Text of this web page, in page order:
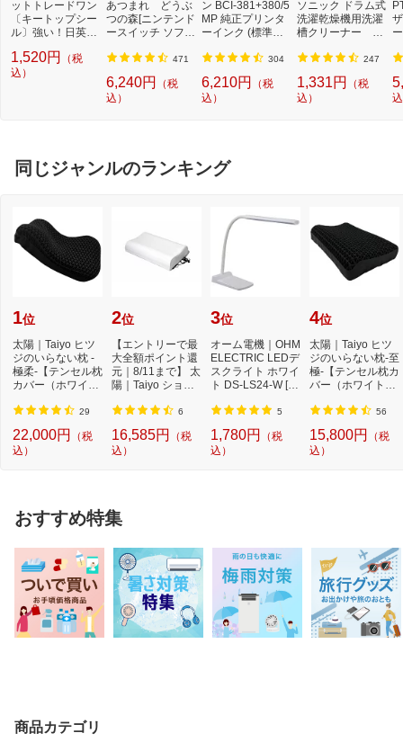
ットトレードワン
〔キートップシー
ル〕強い！日英対
プシールセット ブ
ルー DYKTSBL
1,520円
（税
込）
あつまれ どうぶ
つの森[ニンテンド
ースイッチ ソフ
471
6,240円
（税
込）
ン BCI-381+380/5
MP 純正プリンタ
ーインク (標準容
3813805MP] 304
6,210円
（税
込）
ソニック ドラム式
洗濯乾燥機用洗濯
槽クリーナー N-
機 洗浄 洗剤 750m
l NW2]【rb_pcp】
247
1,331円
（税
込）
T
同じジャンルのランキング
1位
太陽｜Taiyo ヒツ
ジのいらない枕 -
極柔-【テンセル枕
カバー（ホワイ
29
22,000円
（税
込）
2位
【エントリーで最
大全額ポイント還
元｜8/11まで】 太
陽｜Taiyo ショー
6
16,585円
（税
込）
3位
オーム電機｜OHM
ELECTRIC LEDデ
スクライト ホワイ
ト DS-LS24-W [L
24...
5
1,780円
（税
込）
4位
太陽｜Taiyo ヒツ
ジのいらない枕-至
極-【テンセル枕カ
バー（ホワイト）
56
15,800円
（税
込）
おすすめ特集
商品カテゴリ